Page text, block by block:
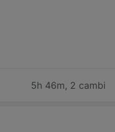
5h 46m, 2 cambi